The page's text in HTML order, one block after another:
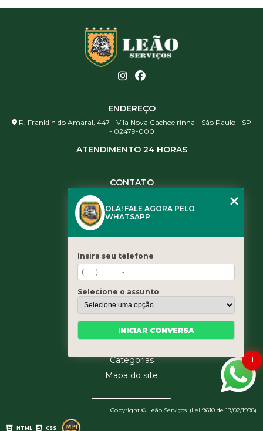
ENDEREÇO
R. Franklin do Amaral, 447 - Vila Nova Cachoeirinha - São Paulo - SP
- 02479-000
ATENDIMENTO 24 HORAS
CONTATO
(11) 3461-5871
contato@leaoservicos.com.br
Home
Quem somos
Serviços
Blog
Categorias
Mapa do site
Copyright © Leão Serviços. (Lei 9610 de 19/02/1998)
HTML CSS
1
OLÁ! FALE AGORA PELO
WHATSAPP
Insira seu telefone
Selecione o assunto
INICIAR CONVERSA